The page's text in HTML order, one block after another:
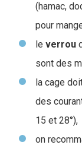
(hamac,
pour
le verrou
sont des
la cage
des
15 et 28°),
on